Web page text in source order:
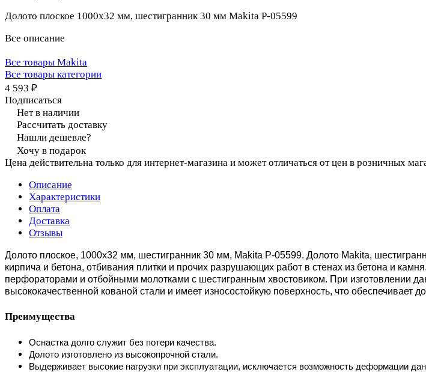
Долото плоское 1000х32 мм, шестигранник 30 мм Makita P-05599
Все описание
Все товары Makita
Все товары категории
4 593 ₽
Подписаться
Нет в наличии
Рассчитать доставку
Нашли дешевле?
Хочу в подарок
Цена действительна только для интернет-магазина и может отличаться от цен в розничных
Описание
Характеристики
Оплата
Доставка
Отзывы
Долото плоское, 1000х32 мм, шестигранник 30 мм, Makita P-05599. Долото Makita,
кирпича и бетона, отбивания плитки и прочих разрушающих работ в стенах из бетона и
перфораторами и отбойными молотками с шестигранным хвостовиком. При изготовлении
высококачественной кованой стали и имеет износостойкую поверхность, что обеспечивает
Преимущества
Оснастка долго служит без потери качества.
Долото изготовлено из высокопрочной стали.
Выдерживает высокие нагрузки при эксплуатации, исключается возможность деформации